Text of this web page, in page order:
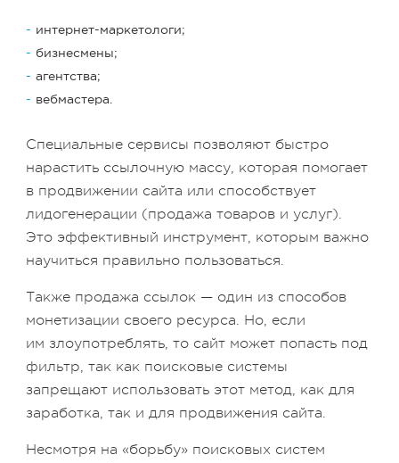
интернет-маркетологи;
бизнесмены;
агентства;
вебмастера.
Специальные сервисы позволяют быстро
нарастить ссылочную массу, которая помогает
в продвижении сайта или способствует
лидогенерации (продажа товаров и услуг).
Это эффективный инструмент, которым важно
научиться правильно пользоваться.
Также продажа ссылок — один из способов
монетизации своего ресурса. Но, если
им злоупотреблять, то сайт может попасть под
фильтр, так как поисковые системы
запрещают использовать этот метод, как для
заработка, так и для продвижения сайта.
Несмотря на «борьбу» поисковых систем